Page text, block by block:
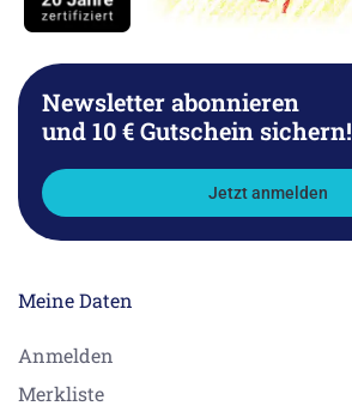
Newsletter abonnieren
und 10 € Gutschein sichern!
Jetzt anmelden
Meine Daten
Anmelden
Merkliste